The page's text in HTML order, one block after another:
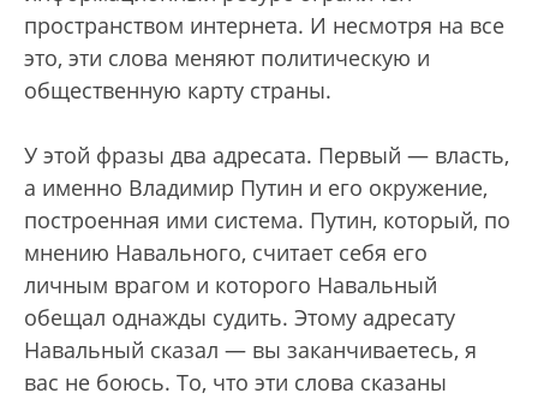
пространством интернета. И несмотря на все
это, эти слова меняют политическую и
общественную карту страны.
У этой фразы два адресата. Первый — власть,
а именно Владимир Путин и его окружение,
построенная ими система. Путин, который, по
мнению Навального, считает себя его
личным врагом и которого Навальный
обещал однажды судить. Этому адресату
Навальный сказал — вы заканчиваетесь, я
вас не боюсь. То, что эти слова сказаны